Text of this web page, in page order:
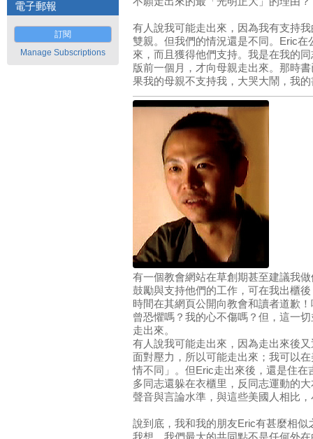
電子郵報
訂閱
Manage Subscriptions
有人說我可能走出來，因為我有支持
雙親。但我們的情況還是不同。Eric
來，而且獲得他們支持。我是在我的
版前一個月，才向母親走出來。那時
果我的母親不支持我，大哭大鬧，我
有一個教會網站在草創期甚至建議我
鼓勵與支持他們的工作，可在我出櫃
時間在其網頁公開向教會和讀者道歉
曾恐懼嗎？我的心不傷嗎？但，這一
走出來。
有人說我可能走出來，因為走出來後
面對壓力，所以可能走出來；我可以
情不同」。但Eric走出來後，還是住
多同志還躲在衣櫃里，反同志運動的
聲音與言論水準，與這些美國人相比
說到底，我和我的朋友Eric有甚麼相